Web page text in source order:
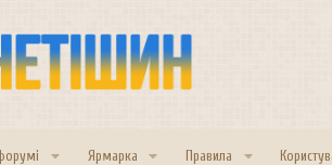
Ярмарка Правила